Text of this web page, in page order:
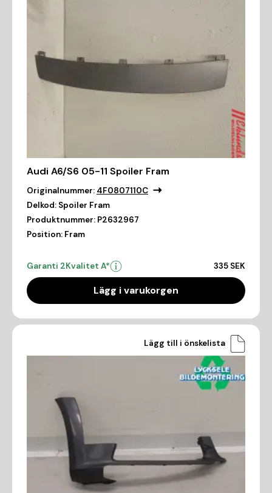
Audi A6/S6 05-11 Spoiler Fram
Originalnummer: 4F0807110C
Delkod: Spoiler Fram
Produktnummer: P2632967
Position: Fram
Garanti 2Kvalitet A* 335 SEK
Lägg i varukorgen
Lägg till i önskelista